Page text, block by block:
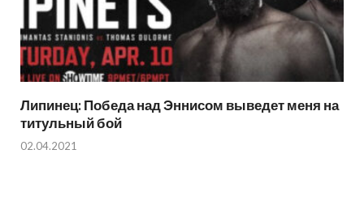
Липинец: Победа над Эннисом выведет меня на
титульный бой
02.04.2021